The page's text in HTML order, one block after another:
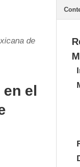
de
el